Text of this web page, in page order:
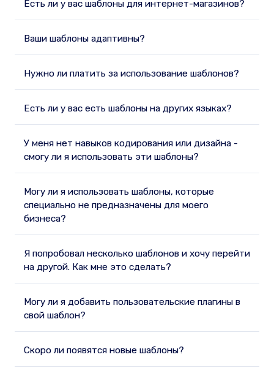
Есть ли у вас шаблоны для интернет-магазинов?
Ваши шаблоны адаптивны?
Нужно ли платить за использование шаблонов?
Есть ли у вас есть шаблоны на других языках?
У меня нет навыков кодирования или дизайна -
смогу ли я использовать эти шаблоны?
Могу ли я использовать шаблоны, которые
специально не предназначены для моего
бизнеса?
Я попробовал несколько шаблонов и хочу перейти
на другой. Как мне это сделать?
Могу ли я добавить пользовательские плагины в
свой шаблон?
Скоро ли появятся новые шаблоны?